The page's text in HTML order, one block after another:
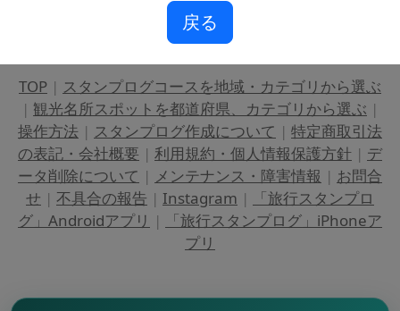
戻る
TOP | スタンプログコースを地域・カテゴリから選ぶ
| 観光名所スポットを都道府県、カテゴリから選ぶ |
操作方法 | スタンプログ作成について | 特定商取引法
の表記・会社概要 | 利用規約・個人情報保護方針 | デ
ータ削除について | メンテナンス・障害情報 | お問合
せ | 不具合の報告 | Instagram |
「旅行スタンプロ
グ」Androidアプリ |
「旅行スタンプログ」iPhoneア
プリ